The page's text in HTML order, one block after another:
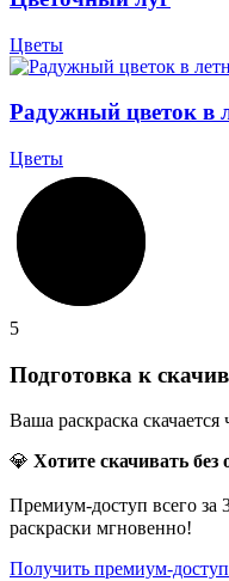
Цветы
Радужный цветок в
Цветы
5
Подготовка к
Ваша раскраска скачается
💎 Хотите скачивать без
Премиум-доступ всего
раскраски мгновенно!
Получить премиум-доступ